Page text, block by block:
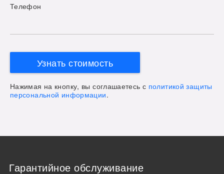
Телефон
Узнать стоимость
Нажимая на кнопку, вы соглашаетесь с политикой защиты
персональной информации.
Гарантийное обслуживание